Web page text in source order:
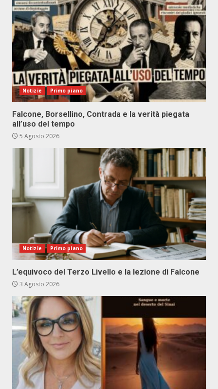
Notizie Primo piano
Falcone, Borsellino, Contrada e la verità piegata
all’uso del tempo
5 Agosto 2026
Notizie Primo piano
L’equivoco del Terzo Livello e la lezione di Falcone
3 Agosto 2026